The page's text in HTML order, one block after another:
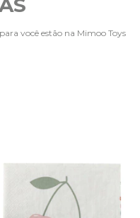
você estão na Mimoo Toys